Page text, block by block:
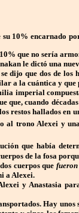
10% encarnado
que no sería
le dictó una
dijo que dos de
a la cuántica y
imperial
que, cuando
restos hallados en
al trono Alexei y
que había
de la fosa
cuerpos que
a Alexei.
y Anastasia
Hay unos